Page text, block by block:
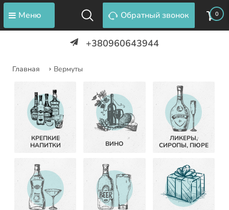
Меню Обратный звонок 0
+380960643944
Главная Вермуты
КРЕПКИЕ
НАПИТКИ
ВИНО
ЛИКЕРЫ,
СИРОПЫ, ПЮРЕ